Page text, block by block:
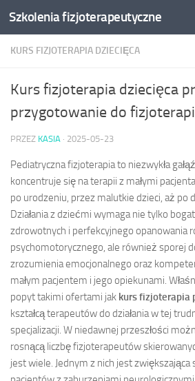
Skip to content
Szkolenia fizjoterapeutyczne
KURS FIZJOTERAPIA DZIECIĘCA
Kurs fizjoterapia dziecięca
przygotowanie do
PRZEZ KASIA · 2025-05-23
Pediatryczna fizjoterapia to niezwykła
koncentruje się na terapii z małymi
po urodzeniu, przez malutkie dzieci, aż po
Działania z dziećmi wymaga nie tylko
zdrowotnych i perfekcyjnego opanowania
psychomotorycznego, ale również sporej
zrozumienia emocjonalnego oraz
małym pacjentem i jego opiekunami.
popyt takimi ofertami jak kurs fizjoterapia
kształcą terapeutów do działania w tej
specjalizacji. W niedawnej przeszłości
rosnącą liczbę fizjoterapeutów
jest wiele. Jednym z nich jest zwiększająca